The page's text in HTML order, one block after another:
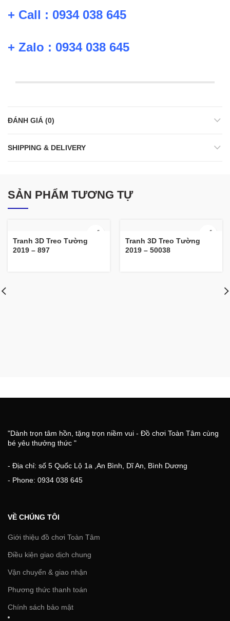
+ Call : 0934 038 645
+ Zalo : 0934 038 645
ĐÁNH GIÁ (0)
SHIPPING & DELIVERY
SẢN PHẨM TƯƠNG TỰ
Tranh 3D Treo Tường
2019 – 897
Tranh 3D Treo Tường
2019 – 50038
"Dành trọn tâm hồn, tặng trọn niềm vui - Đồ chơi Toàn Tâm cùng
bé yêu thưởng thức "
- Địa chỉ: số 5 Quốc Lộ 1a ,An Bình, Dĩ An, Bình Dương
- Phone: 0934 038 645
VỀ CHÚNG TÔI
Giới thiệu đồ chơi Toàn Tâm
Điều kiện giao dịch chung
Vận chuyển & giao nhận
Phương thức thanh toán
Chính sách bảo mật